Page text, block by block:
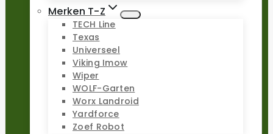
Merken T-Z
TECH Line
Texas
Universeel
Viking Imow
Wiper
WOLF-Garten
Worx Landroid
Yardforce
Zoef Robot